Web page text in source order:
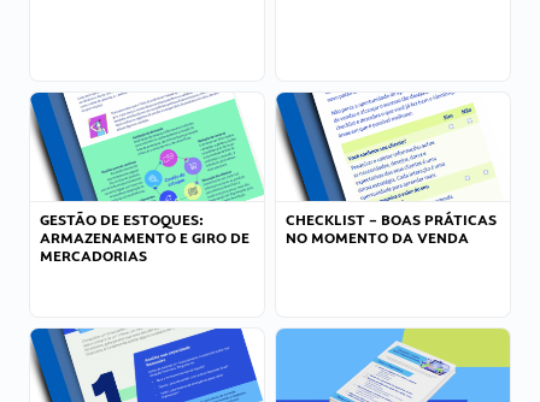
GESTÃO DE ESTOQUES:
ARMAZENAMENTO E GIRO DE
MERCADORIAS
CHECKLIST – BOAS PRÁTICAS
NO MOMENTO DA VENDA